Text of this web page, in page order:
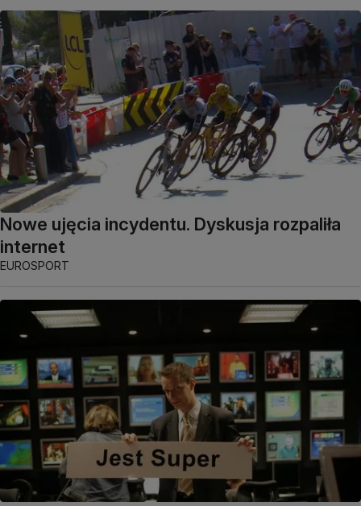
Nowe ujęcia incydentu. Dyskusja rozpaliła
internet
EUROSPORT